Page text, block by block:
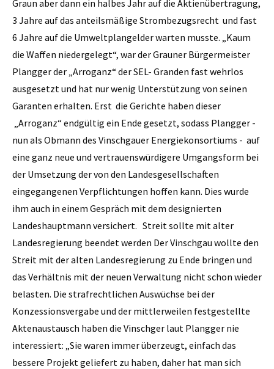
Graun aber dann ein halbes Jahr auf die Aktienübertragung,
3 Jahre auf das anteilsmäßige Strombezugsrecht und fast
6 Jahre auf die Umweltplangelder warten musste. „Kaum
die Waffen niedergelegt“, war der Grauner Bürgermeister
Plangger der ­„Arroganz“ der SEL- Granden fast wehrlos
ausgesetzt und hat nur wenig Unterstützung von seinen
Garanten erhalten. Erst die Gerichte haben dieser
„Arroganz“ endgültig ein Ende gesetzt, sodass Plangger -
nun als Obmann des Vinschgauer Energiekonsortiums - auf
eine ganz neue und vertrauenswürdigere Umgangsform bei
der Umsetzung der von den Landesgesellschaften
eingegangenen Verpflichtungen hoffen kann. Dies wurde
ihm auch in einem Gespräch mit dem designierten
Landeshauptmann versichert. Streit sollte mit alter
Landesregierung beendet werden Der Vinschgau wollte den
Streit mit der alten Landesregierung zu Ende bringen und
das Verhältnis mit der neuen Verwaltung nicht schon wieder
belasten. Die strafrechtlichen Auswüchse bei der
Konzessionsvergabe und der mittlerweilen festgestellte
Aktenaustausch haben die Vinschger laut Plangger nie
interessiert: „Sie waren immer überzeugt, einfach das
bessere Projekt geliefert zu haben, daher hat man sich